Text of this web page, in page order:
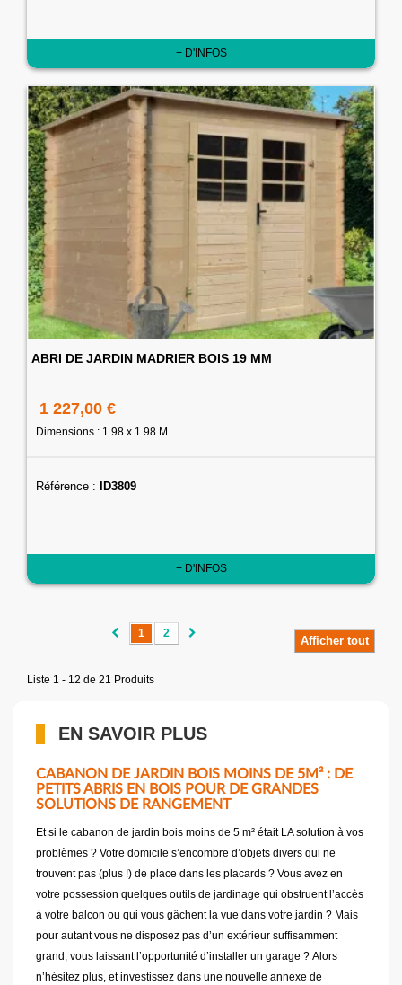
+ D'INFOS
ABRI DE JARDIN MADRIER BOIS 19 MM
1 227,00 €
Dimensions : 1.98 x 1.98 M
Référence : ID3809
+ D'INFOS
Afficher tout
1 2
Liste 1 - 12 de 21 Produits
EN SAVOIR PLUS
CABANON DE JARDIN BOIS MOINS DE 5M² : DE
PETITS ABRIS EN BOIS POUR DE GRANDES
SOLUTIONS DE RANGEMENT
Et si le cabanon de jardin bois moins de 5 m² était LA solution à vos
problèmes ? Votre domicile s’encombre d’objets divers qui ne
trouvent pas (plus !) de place dans les placards ? Vous avez en
votre possession quelques outils de jardinage qui obstruent l’accès
à votre balcon ou qui vous gâchent la vue dans votre jardin ? Mais
pour autant vous ne disposez pas d’un extérieur suffisamment
grand, vous laissant l’opportunité d’installer un garage ? Alors
n’hésitez plus, et investissez dans une nouvelle annexe de